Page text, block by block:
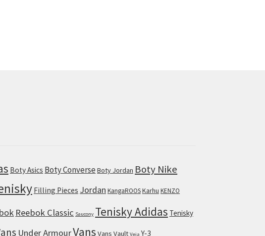
Boty Asics Boty Converse Boty Jordan Boty Nike
Filling Pieces Jordan KangaROOSKarhu KENZO
Reebok Classic Saucony Tenisky Adidas Tenisky
Under ArmourVans Vans Vault Veja Y-3